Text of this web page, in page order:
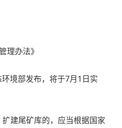
理办法》
境部发布，将于7月1日实
建尾矿库的，应当根据国家